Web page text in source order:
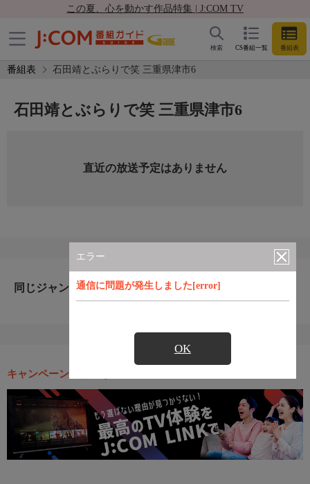
この夏、心を動かす作品特集 | J:COM TV
CS番組一覧 番組表
検索
番組表 石田靖とぶらりで笑 三重県津市6
エラー
通信に問題が発生しました[error]
OK
石田靖とぶらりで笑 三重県津市6
直近の放送予定はありません
同じジャンルのおすすめ番組
キャンペーン・お得な情報